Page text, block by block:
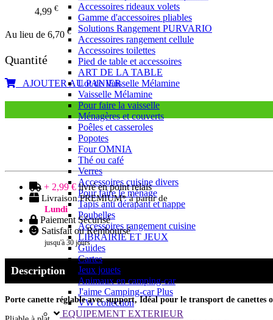
Accessoires rideaux volets
Gamme d'accessoires pliables
Solutions Rangement PURVARIO
Accessoires rangement cellule
Accessoires toilettes
Pied de table et accessoires
ART DE LA TABLE
Lot de Vaisselle Mélamine
Vaisselle Mélamine
Pour faire la vaisselle
Ménagères et couverts
Poêles et casseroles
Popotes
Four OMNIA
Thé ou café
Verres
Accessoires cuisine divers
Pour faire le ménage
Tapis anti dérapant et nappe
Poubelles
Accessoires rangement cuisine
LIBRAIRIE ET JEUX
Guides
Cartes
Jeux jouets
Animaux en camping-car
J'aime Camping-car Plus
VW collection
EQUIPEMENT EXTERIEUR
4,99 €
Au lieu de 6,70 €
Quantité
AJOUTER AU PANIER
+ 2,99 €livré en point relais
Livraison PREMIUM* à partir de
Lundi
Paiement Sécurisé
Satisfait ou Remboursé
jusqu'à 30 jours
Description
Porte canette réglable avec support, Idéal pour le transport de canettes